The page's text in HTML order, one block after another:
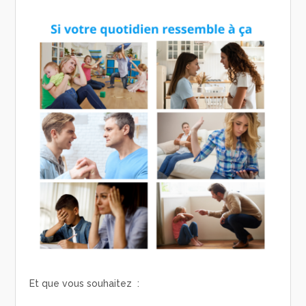
Et que vous souhaitez :